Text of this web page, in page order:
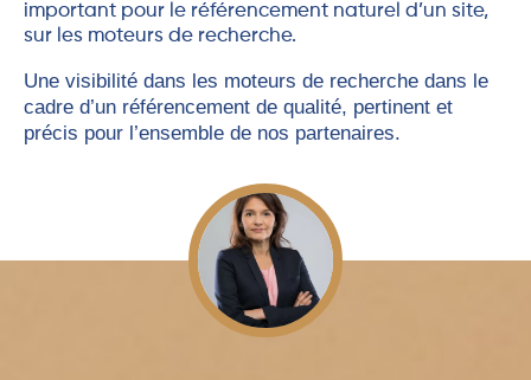
important pour le référencement naturel d’un site,
sur les moteurs de recherche.
Une visibilité dans les moteurs de recherche dans le
cadre d’un référencement de qualité, pertinent et
précis pour l’ensemble de nos partenaires.